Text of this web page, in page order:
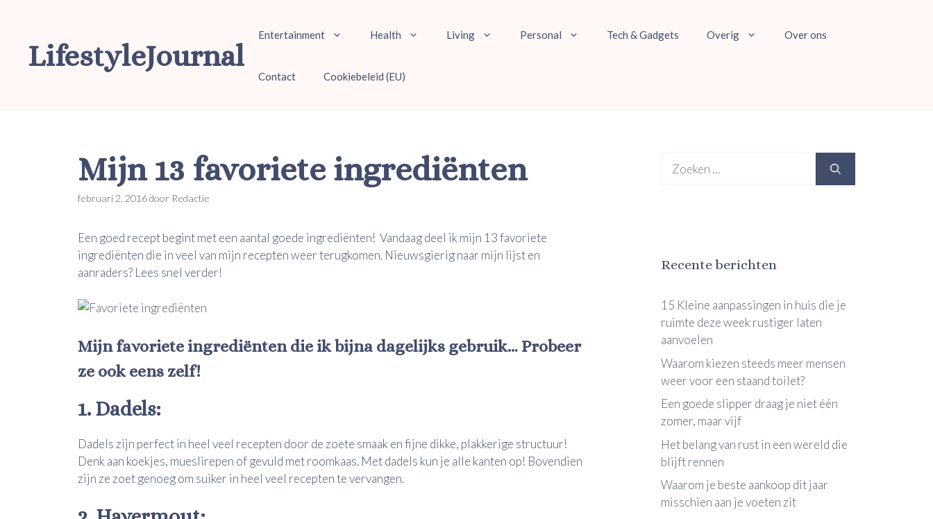
inhoudLifestyleJournal
Entertainment Health Living Personal Tech & Gadgets Overig Over ons
Contact Cookiebeleid (EU)
Mijn 13 favoriete ingrediënten
februari 2, 2016door Redactie
Een goed recept begint met een aantal goede ingrediënten! Vandaag deel ik mijn 13 favoriete
ingrediënten die in veel van mijn recepten weer terugkomen. Nieuwsgierig naar mijn lijst en
aanraders? Lees snel verder!
Mijn favoriete ingrediënten die ik bijna dagelijks gebruik… Probeer
ze ook eens zelf!
1. Dadels:
Dadels zijn perfect in heel veel recepten door de zoete smaak en fijne dikke, plakkerige structuur!
Denk aan koekjes, mueslirepen of gevuld met roomkaas. Met dadels kun je alle kanten op! Bovendien
zijn ze zoet genoeg om suiker in heel veel recepten te vervangen.
naar:
Recente berichten
15 Kleine aanpassingen in huis die je
ruimte deze week rustiger laten
aanvoelen
Waarom kiezen steeds meer mensen
weer voor een staand toilet?
Een goede slipper draag je niet één
zomer, maar vijf
Het belang van rust in een wereld die
blijft rennen
Waarom je beste aankoop dit jaar
misschien aan je voeten zit